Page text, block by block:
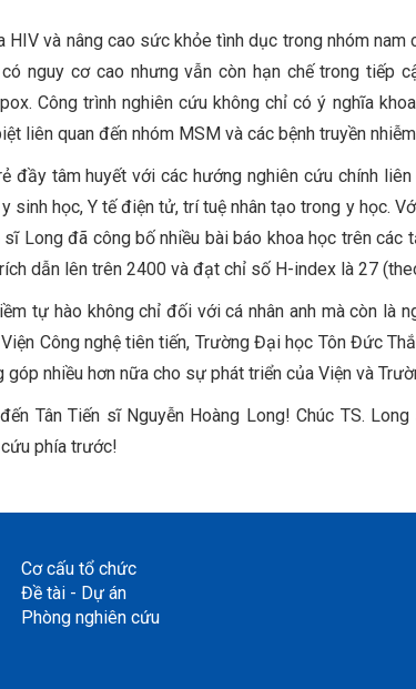
và nâng cao sức khỏe tình dục trong nhóm nam
nguy cơ cao nhưng vẫn còn hạn chế trong tiếp
Công trình nghiên cứu không chỉ có ý nghĩa
liên quan đến nhóm MSM và các bệnh truyền
đầy tâm huyết với các hướng nghiên cứu chính
sinh học, Y tế điện tử, trí tuệ nhân tạo trong y học.
Long đã công bố nhiều bài báo khoa học trên các
dẫn lên trên 2400 và đạt chỉ số H-index là 27
tự hào không chỉ đối với cá nhân anh mà còn là
Công nghệ tiên tiến, Trường Đại học Tôn Đức
nhiều hơn nữa cho sự phát triển của Viện và
Tân Tiến sĩ Nguyễn Hoàng Long! Chúc TS.
phía trước!
Cơ cấu tổ chức
Đề tài - Dự án
Phòng nghiên cứu